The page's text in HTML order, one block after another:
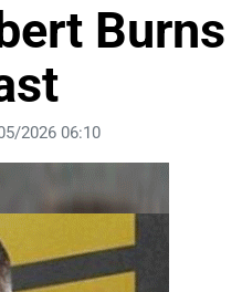
Burns
2026 06:10